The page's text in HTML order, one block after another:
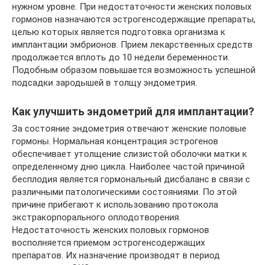
нужном уровне. При недостаточности женских половых
гормонов назначаются эстрогенсодержащие препараты,
целью которых является подготовка организма к
имплантации эмбрионов. Прием лекарственных средств
продолжается вплоть до 10 недели беременности.
Подобным образом повышается возможность успешной
подсадки зародышей в толщу эндометрия.
Как улучшить эндометрий для имплантации?
За состояние эндометрия отвечают женские половые
гормоны. Нормальная концентрация эстрогенов
обеспечивает утолщение слизистой оболочки матки к
определенному дню цикла. Наиболее частой причиной
бесплодия является гормональный дисбаланс в связи с
различными патологическими состояниями. По этой
причине прибегают к использованию протокола
экстракорпорального оплодотворения.
Недостаточность женских половых гормонов
восполняется приемом эстрогенсодержащих
препаратов. Их назначение производят в период